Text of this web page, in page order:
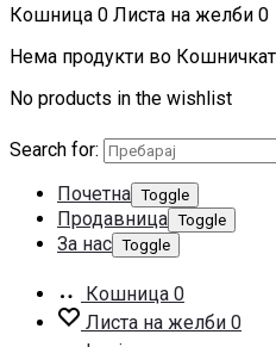
Кошница 0 Листа на желби 0
Нема продукти во
No products in the wishlist
Search for:
Почетна Toggle
Продавница Toggle
За нас Toggle
Кошница 0
Листа на желби 0